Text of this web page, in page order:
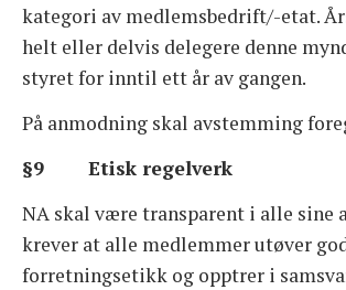
kategori av medlemsbedrift/-etat.
helt eller delvis delegere denne
styret for inntil ett år av gangen.
På anmodning skal avstemming
§9 Etisk regelverk
NA skal være transparent i alle sine
krever at alle medlemmer utøver
forretningsetikk og opptrer i